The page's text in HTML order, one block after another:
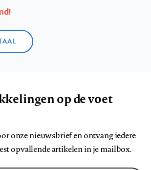
op de voet
onze nieuwsbrief en ontvang iedere
opvallende artikelen in je mailbox.